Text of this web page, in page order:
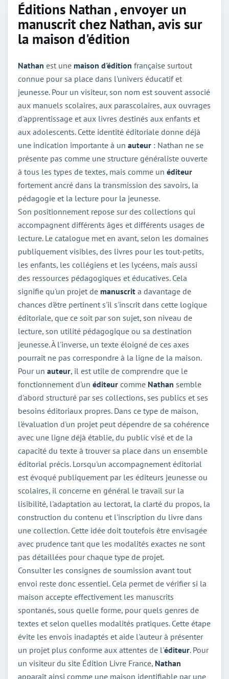
Éditions Nathan , envoyer un
manuscrit chez Nathan, avis sur
la maison d'édition
Nathan est une maison d'édition française surtout
connue pour sa place dans l'univers éducatif et
jeunesse. Pour un visiteur, son nom est souvent associé
aux manuels scolaires, aux parascolaires, aux ouvrages
d'apprentissage et aux livres destinés aux enfants et
aux adolescents. Cette identité éditoriale donne déjà
une indication importante à un auteur : Nathan ne se
présente pas comme une structure généraliste ouverte
à tous les types de textes, mais comme un éditeur
fortement ancré dans la transmission des savoirs, la
pédagogie et la lecture pour la jeunesse.
Son positionnement repose sur des collections qui
accompagnent différents âges et différents usages de
lecture. Le catalogue met en avant, selon les domaines
publiquement visibles, des livres pour les tout-petits,
les enfants, les collégiens et les lycéens, mais aussi
des ressources pédagogiques et éducatives. Cela
signifie qu'un projet de manuscrit a davantage de
chances d'être pertinent s'il s'inscrit dans cette logique
éditoriale, que ce soit par son sujet, son niveau de
lecture, son utilité pédagogique ou sa destination
jeunesse. À l'inverse, un texte éloigné de ces axes
pourrait ne pas correspondre à la ligne de la maison.
Pour un auteur, il est utile de comprendre que le
fonctionnement d'un éditeur comme Nathan semble
d'abord structuré par ses collections, ses publics et ses
besoins éditoriaux propres. Dans ce type de maison,
l'évaluation d'un projet peut dépendre de sa cohérence
avec une ligne déjà établie, du public visé et de la
capacité du texte à trouver sa place dans un ensemble
éditorial précis. Lorsqu'un accompagnement éditorial
est évoqué publiquement par les éditeurs jeunesse ou
scolaires, il concerne en général le travail sur la
lisibilité, l'adaptation au lectorat, la clarté du propos, la
construction du contenu et l'inscription du livre dans
une collection. Cette idée doit toutefois être envisagée
avec prudence tant que les modalités exactes ne sont
pas détaillées pour chaque type de projet.
Consulter les consignes de soumission avant tout
envoi reste donc essentiel. Cela permet de vérifier si la
maison accepte effectivement les manuscrits
spontanés, sous quelle forme, pour quels genres de
textes et selon quelles modalités pratiques. Cette étape
évite les envois inadaptés et aide l'auteur à présenter
un projet plus conforme aux attentes de l'éditeur. Pour
un visiteur du site Édition Livre France, Nathan
apparaît ainsi comme une maison identifiable par une